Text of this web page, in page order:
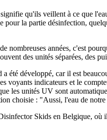
qu'ils veillent à ce que
pour la partie désinfection,
années, c'est
des unités séparées, des
développé, car il est
indicateurs et le
les unités UV sont
choisie : "Aussi, l'eau de notre
Skids en Belgique, où